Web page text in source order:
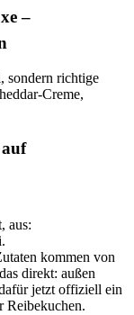
–
sondern richtige
Creme,
auf
aus:
kommen von
direkt: außen
jetzt offiziell ein
Reibekuchen.